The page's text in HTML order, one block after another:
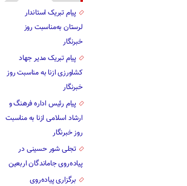
پیام تبریک استاندار
لرستان به‌مناسبت روز
خبرنگار
پیام تبریک مدیر جهاد
کشاورزی ازنا به مناسبت روز
خبرنگار
پیام رئیس اداره فرهنگ و
ارشاد اسلامی ازنا به مناسبت
روز خبرنگار
تجلی شور حسینی در
پیاده‌روی جاماندگان اربعین
برگزاری پیاده‌روی